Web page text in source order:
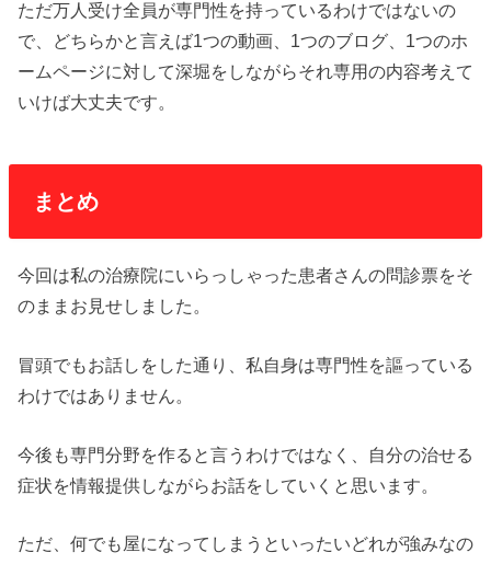
ただ万人受け全員が専門性を持っているわけではないの
で、どちらかと言えば1つの動画、1つのブログ、1つのホ
ームページに対して深堀をしながらそれ専用の内容考えて
いけば大丈夫です。
まとめ
今回は私の治療院にいらっしゃった患者さんの問診票をそ
のままお見せしました。
冒頭でもお話しをした通り、私自身は専門性を謳っている
わけではありません。
今後も専門分野を作ると言うわけではなく、自分の治せる
症状を情報提供しながらお話をしていくと思います。
ただ、何でも屋になってしまうといったいどれが強みなの